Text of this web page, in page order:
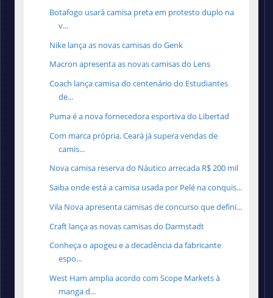
Botafogo usará camisa preta em protesto duplo na
v...
Nike lança as novas camisas do Genk
Macron apresenta as novas camisas do Lens
Coach lança camisa do centenário do Estudiantes
de...
Puma é a nova fornecedora esportiva do Libertad
Com marca própria, Ceará já supera vendas de
camis...
Nova camisa reserva do Náutico arrecada R$ 200 mil
Saiba onde está a camisa usada por Pelé na conquis...
Vila Nova apresenta camisas de concurso que defini...
Craft lança as novas camisas do Darmstadt
Conheça o apogeu e a decadência da fabricante
espo...
West Ham amplia acordo com Scope Markets à
manga d...